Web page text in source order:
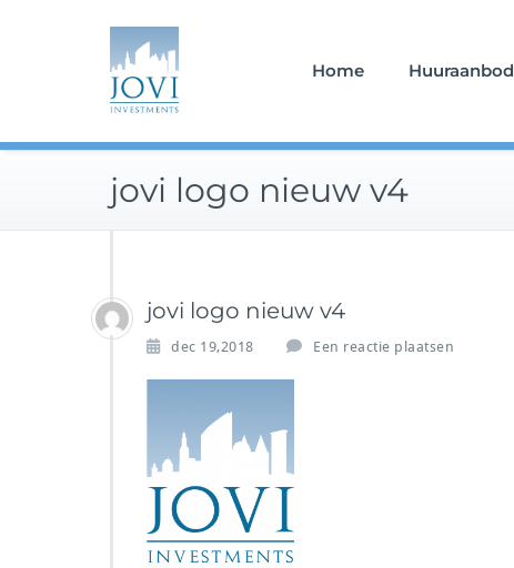
Home Huuraanbod
jovi logo nieuw v4
jovi logo nieuw v4
dec 19,2018 Een reactie plaatsen